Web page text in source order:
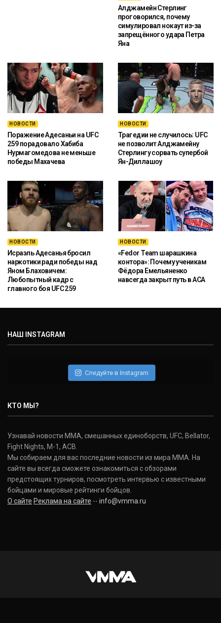
Алджамейн Стерлинг
проговорился, почему
симулировал нокаут из-за
запрещённого удара Петра
Яна
НОВОСТИ
Поражение Адесаньи на UFC
259 порадовало Хабиба
Нурмагомедова не меньше
победы Махачева
НОВОСТИ
Трагедии не случилось: UFC
не позволит Алджамейну
Стерлингу сорвать супербой
Ян-Диллашоу
НОВОСТИ
Исраэль Адесанья бросил
наркотики ради победы над
Яном Блаховичем:
Любопытный кадр с
главного боя UFC 259
НОВОСТИ
«Fedor Team шарашкина
контора»: Почему ученикам
Фёдора Емельяненко
навсегда закрыт путь в ACA
НАШ INSTAGRAM
Следуйте в Instagram
КТО МЫ?
Узнавай новости ММА, смешанных единоборств, UFC, Bellator,
Fight Nights, M-1, ACB.
Мы собираем для вас последние новости из мира ММА. На
сайте вы всегда сможете ознакомиться с обзорами
предстоящих турниров, посмотреть интервью с известными
бойцами и мировые рейтинги бойцов.
О сайте Реклама на сайте -- info@vmma.ru